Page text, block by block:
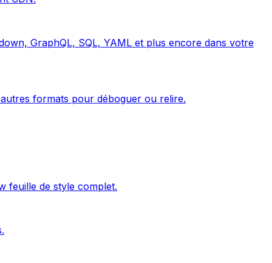
GraphQL, SQL, YAML et plus encore dans votre
formats pour déboguer ou relire.
feuille de style complet.